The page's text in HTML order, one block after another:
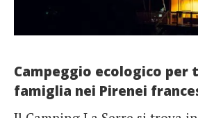
Campeggio ecologico per
famiglia nei Pirenei